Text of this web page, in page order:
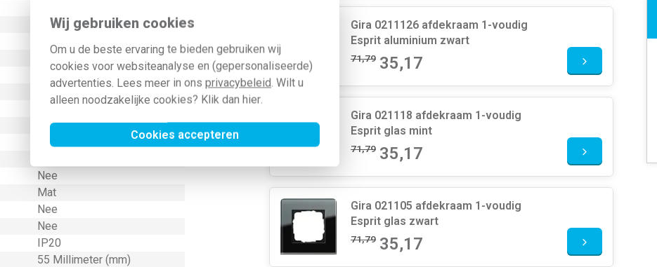
Wij gebruiken cookies
Om u de beste ervaring te bieden gebruiken wij
cookies voor websiteanalyse en (gepersonaliseerde)
advertenties. Lees meer in ons privacybeleid. Wilt u
alleen noodzakelijke cookies? Klik dan hier.
Cookies accepteren
Thermoplast
Nee
Nee
Geen speciale voeding
Nee
Kunststof
Bevestiging met schroef
Nee
Mat
Nee
Nee
IP20
55 Millimeter (mm)
Gira 0211126 afdekraam 1-voudig
Esprit aluminium zwart
71,79 35,17
Gira 021118 afdekraam 1-voudig
Esprit glas mint
71,79 35,17
Gira 021105 afdekraam 1-voudig
Esprit glas zwart
71,79 35,17